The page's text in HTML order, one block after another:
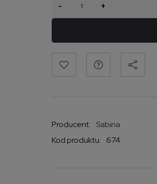
- +
Producent:
Sabina
Kod produktu:
674